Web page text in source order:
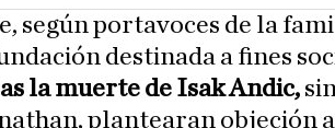
según portavoces de la
destinada a fines
la muerte de Isak Andic,
plantearan objeción